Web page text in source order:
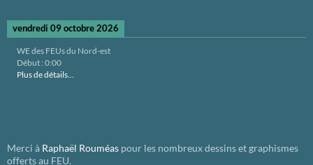
vendredi 09 octobre 2026
WE des FEUs du Nord-est
Début : 0:00
Plus de détails...
Merci à Raphaël Rouméas pour les nombreux dessins et graphismes
offerts au FEU.